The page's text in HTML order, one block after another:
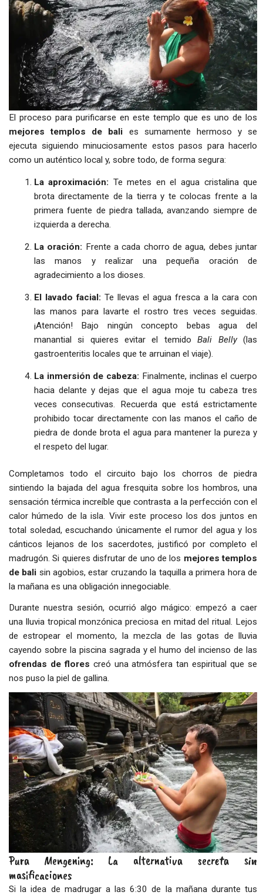
El proceso para purificarse en este templo que es uno de los
mejores templos de bali es sumamente hermoso y se
ejecuta siguiendo minuciosamente estos pasos para hacerlo
como un auténtico local y, sobre todo, de forma segura:
La aproximación: Te metes en el agua cristalina que
brota directamente de la tierra y te colocas frente a la
primera fuente de piedra tallada, avanzando siempre de
izquierda a derecha.
La oración: Frente a cada chorro de agua, debes juntar
las manos y realizar una pequeña oración de
agradecimiento a los dioses.
El lavado facial: Te llevas el agua fresca a la cara con
las manos para lavarte el rostro tres veces seguidas.
¡Atención! Bajo ningún concepto bebas agua del
manantial si quieres evitar el temidoBali Belly(las
gastroenteritis locales que te arruinan el viaje).
La inmersión de cabeza: Finalmente, inclinas el cuerpo
hacia delante y dejas que el agua moje tu cabeza tres
veces consecutivas. Recuerda que está estrictamente
prohibido tocar directamente con las manos el caño de
piedra de donde brota el agua para mantener la pureza y
el respeto del lugar.
Completamos todo el circuito bajo los chorros de piedra
sintiendo la bajada del agua fresquita sobre los hombros, una
sensación térmica increíble que contrasta a la perfección con el
calor húmedo de la isla. Vivir este proceso los dos juntos en
total soledad, escuchando únicamente el rumor del agua y los
cánticos lejanos de los sacerdotes, justificó por completo el
madrugón. Si quieres disfrutar de uno de los mejores templos
de bali sin agobios, estar cruzando la taquilla a primera hora de
la mañana es una obligación innegociable.
Durante nuestra sesión, ocurrió algo mágico: empezó a caer
una lluvia tropical monzónica preciosa en mitad del ritual. Lejos
de estropear el momento, la mezcla de las gotas de lluvia
cayendo sobre la piscina sagrada y el humo del incienso de las
ofrendas de flores creó una atmósfera tan espiritual que se
nos puso la piel de gallina.
Pura Mengening: La alternativa secreta sin
masificaciones
Si la idea de madrugar a las 6:30 de la mañana durante tus